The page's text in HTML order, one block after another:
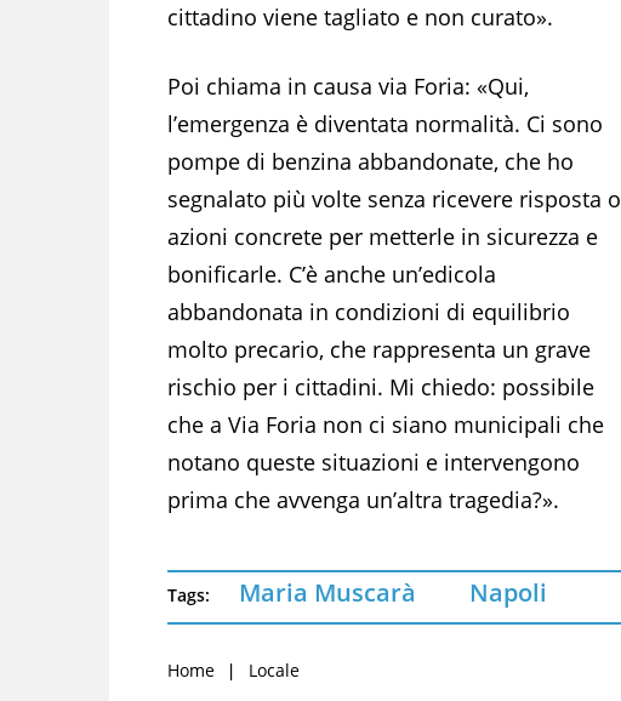
cittadino viene tagliato e non curato».
Poi chiama in causa via Foria: «Qui,
l’emergenza è diventata normalità. Ci sono
pompe di benzina abbandonate, che ho
segnalato più volte senza ricevere risposta o
azioni concrete per metterle in sicurezza e
bonificarle. C’è anche un’edicola
abbandonata in condizioni di equilibrio
molto precario, che rappresenta un grave
rischio per i cittadini. Mi chiedo: possibile
che a Via Foria non ci siano municipali che
notano queste situazioni e intervengono
prima che avvenga un’altra tragedia?».
Tags: Maria Muscarà Napoli
Home Locale